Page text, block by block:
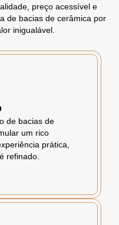
preço acessível e
de bacias de cerâmica por
inigualável.
de bacias de
um rico
prática,
refinado.